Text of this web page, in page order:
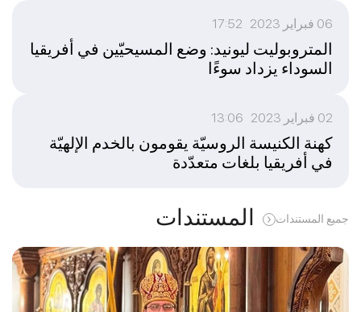
06 فبراير 2023 17:52
المتروبوليت ليونيد: وضع المسيحيّين في أفريقيا
السوداء يزداد سوءًا
02 فبراير 2023 13:06
كهنة الكنيسة الروسيّة يقومون بالخدم الإلهيّة
في أفريقيا بلغات متعدّدة
المستندات جميع المستندات